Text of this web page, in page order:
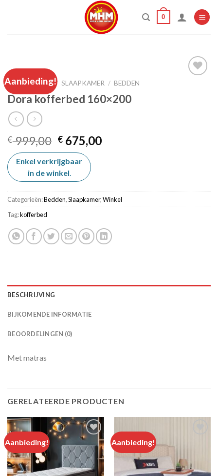
0
Aanbieding!
HOME / SLAAPKAMER / BEDDEN
Dora kofferbed 160×200
€999,00 Oorspronkelijke
prijs
was:
€ 999,00.
€ 675,00Huidige
Enkel verkrijgbaar
in de winkel
Categorieën:Bedden,Slaapkamer,Winkel
Tag:kofferbed
BESCHRIJVING
BIJKOMENDE INFORMATIE
BEOORDELINGEN (0)
Met matras
GERELATEERDE PRODUCTEN
Aanbieding!
Add to
wishlist
Aanbieding!
wishlist